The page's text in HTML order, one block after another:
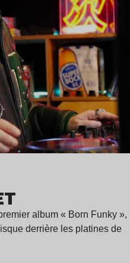
album « Born Funky »,
derrière les platines de